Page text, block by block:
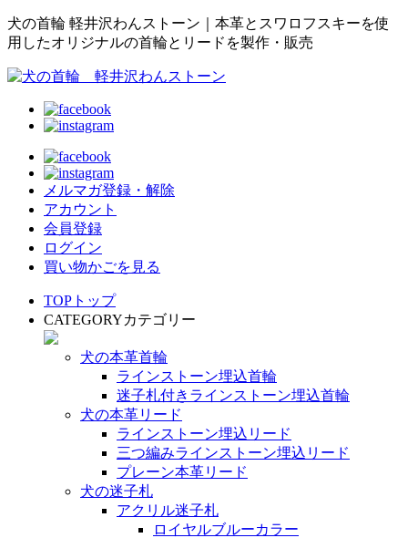
犬の首輪 軽井沢わんストーン｜本革とスワロフスキーを使
用したオリジナルの首輪とリードを製作・販売
メルマガ登録・解除
アカウント
会員登録
ログイン
買い物かごを見る
TOP トップ
CATEGORYカテゴリー
犬の本革首輪
ラインストーン埋込首輪
迷子札付きラインストーン埋込首輪
犬の本革リード
ラインストーン埋込リード
三つ編みラインストーン埋込リード
プレーン本革リード
犬の迷子札
アクリル迷子札
ロイヤルブルーカラー